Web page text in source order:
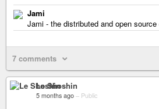
Jami
Jami - the distributed and open
7 comments
Le Shoshin
5 months ago – Public